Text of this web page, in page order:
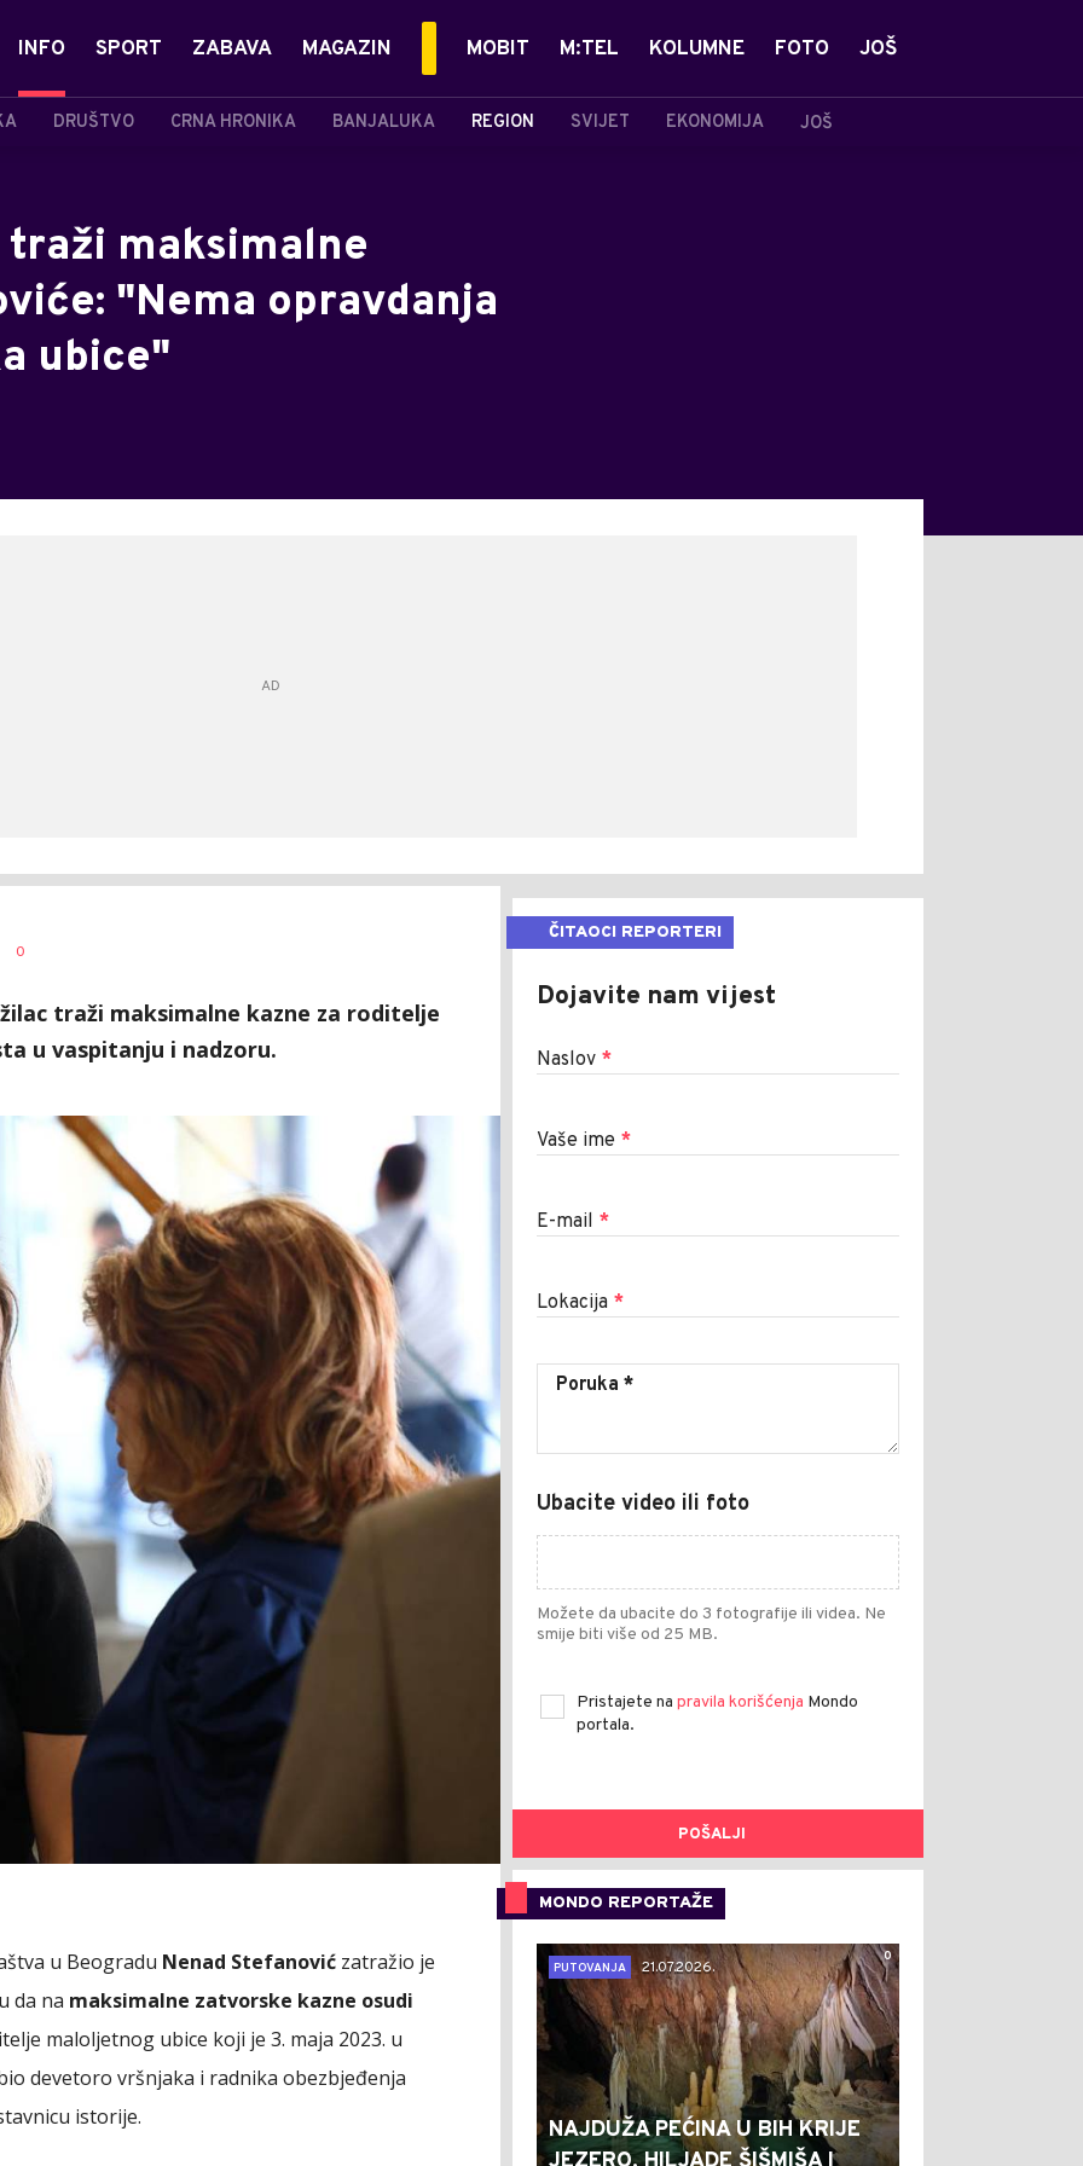
INFO
DRUŠTVO CRNA HRONIKA BANJALUKA REGION SVIJET EKONOMIJA JOŠ
SPORT ZABAVA MAGAZIN MOBIT M:TEL KOLUMNE FOTO JOŠ
maksimalne
"Nema opravdanja
ubice"
0
traži maksimalne kazne za roditelje
u vaspitanju i nadzoru.
u Beogradu Nenad Stefanović zatražio je
da na maksimalne zatvorske kazne osudi
maloljetnog ubice koji je 3. maja 2023. u
devetoro vršnjaka i radnika obezbjeđenja
istorije.
ČITAOCI REPORTERI
Dojavite nam vijest
Naslov *
Vaše ime *
E-mail *
Lokacija *
Ubacite video ili foto
Možete da ubacite do 3 fotografije ili videa. Ne
smije biti više od 25 MB.
Pristajete na pravila korišćenja Mondo
portala.
POŠALJI
MONDO REPORTAŽE
0
PUTOVANJA
21.07.2026.
NAJDUŽA PEĆINA U BIH KRIJE